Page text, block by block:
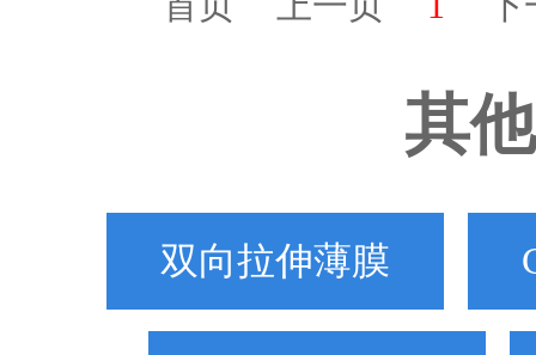
其
双向拉伸薄膜